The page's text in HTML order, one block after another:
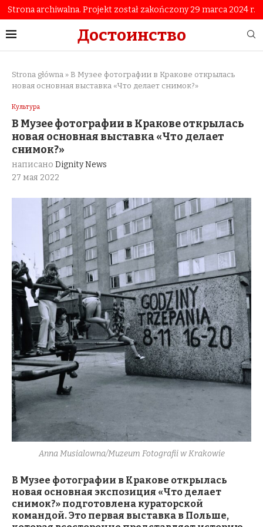
Strona archiwalna. Projekt został zakończony 29 marca 2024 r.
Достоинство
Strona główna » В Музее фотографии в Кракове открылась
новая основная выставка «Что делает снимок?»
Культура
В Музее фотографии в Кракове открылась
новая основная выставка «Что делает
снимок?»
написано Dignity News
27 мая 2022
Anna Musialowna/Muzeum Fotografii w Krakowie
В Музее фотографии в Кракове открылась
новая основная экспозиция «Что делает
снимок?» подготовлена кураторской
командой. Это первая выставка в Польше,